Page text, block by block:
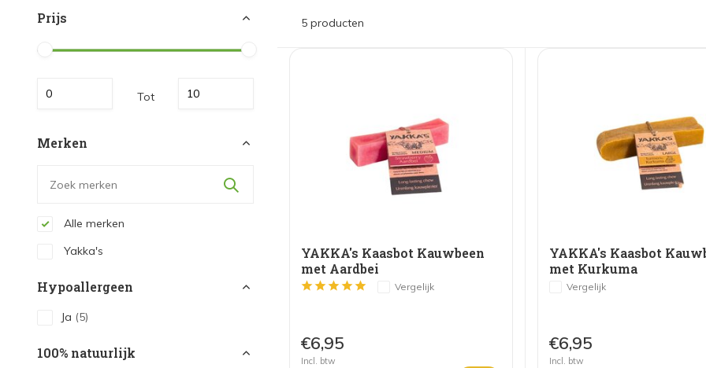
Prijs
Tot
Merken
Alle merken
Yakka's
Hypoallergeen
Ja (5)
100% natuurlijk
5 producten
YAKKA's Kaasbot Kauwbeen
met Aardbei
Vergelijk
€6,95
Incl. btw
YAKKA's Kaasbot
met Kurkuma
Vergelijk
€6,95
Incl. btw